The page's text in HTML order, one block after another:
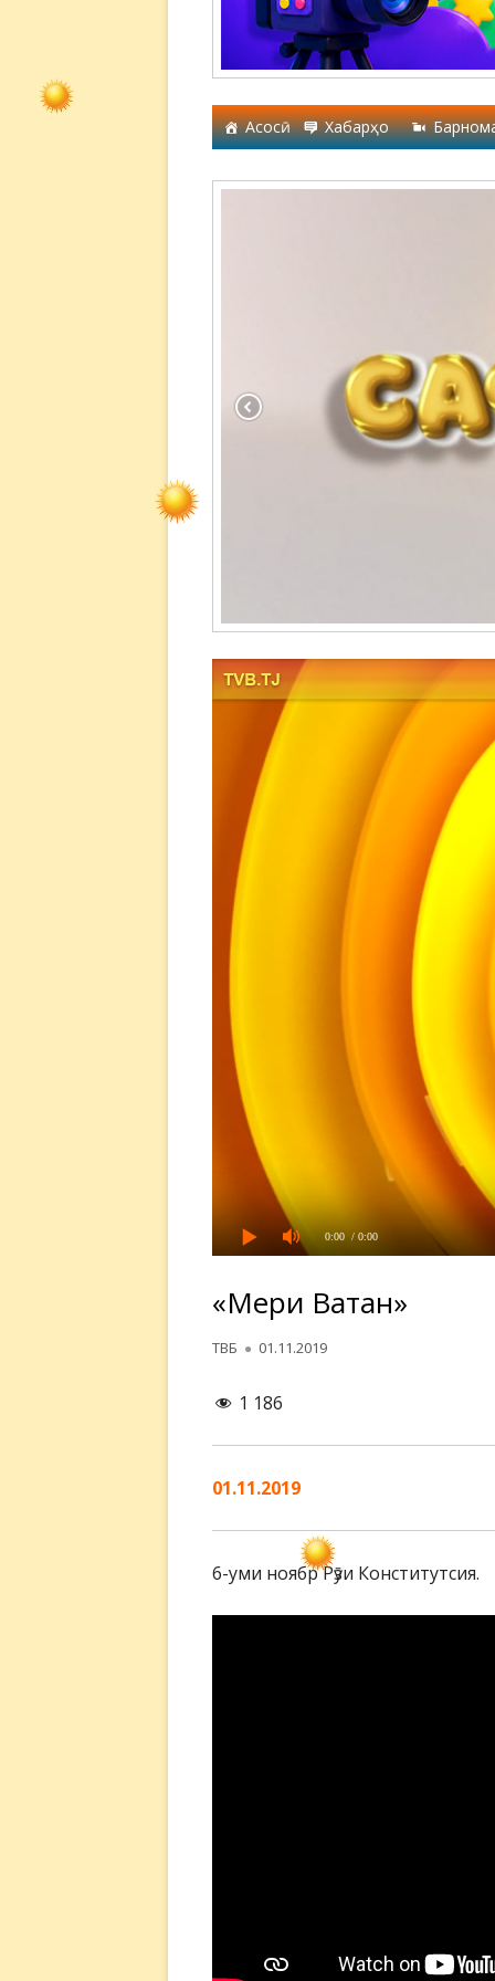
Асосӣ Хабарҳо
0:00 / 0:00
«Меҳри Ватан»
Автор
ТВБ Опубликовано
01.11.2019
1 186
01.11.2019
6-уми ноябр Рӯзи Конститутсия.